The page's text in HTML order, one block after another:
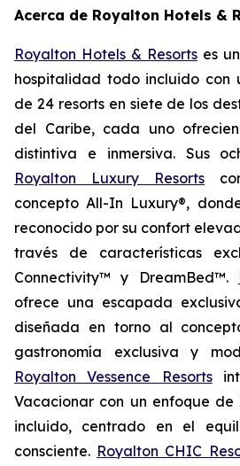
Acerca de Royalton Hotels &
Royalton Hotels & Resorts es
hospitalidad todo incluido con
de 24 resorts en siete de los
del Caribe, cada uno
distintiva e inmersiva. Sus
Royalton Luxury Resorts
concepto All-In Luxury®,
reconocido por su confort
través de características
Connectivity™ y DreamBed™.
ofrece una escapada
diseñada en torno al
gastronomía exclusiva y
Royalton Vessence Resorts
Vacacionar con un enfoque
incluido, centrado en el
consciente. Royalton CHIC